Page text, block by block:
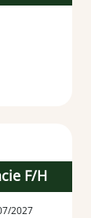
F/H
2027